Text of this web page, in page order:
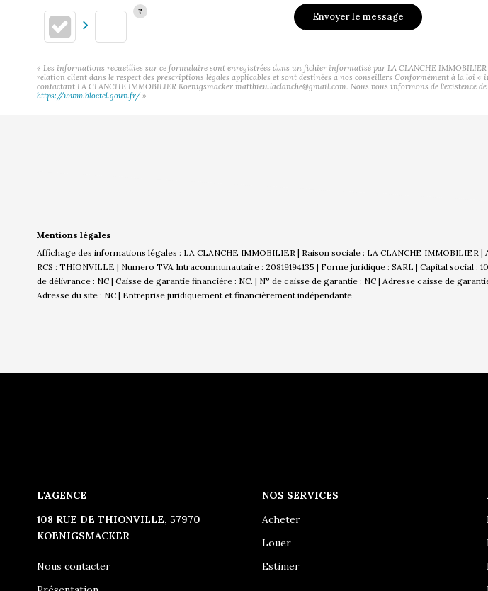
Envoyer le message
« Les informations recueillies sur ce formulaire sont enregistrées dans un fichier informatisé par LA CLANCHE
relation client dans le respect des prescriptions légales applicables et sont destinées à nos conseillers Conformément à la
contactant LA CLANCHE IMMOBILIER Koenigsmacker matthieu.laclanche@gmail.com. Nous vous informons de l'existence
https://www.bloctel.gouv.fr/»
Mentions légales
Affichage des informations légales : LA CLANCHE IMMOBILIER | Raison sociale : LA CLANCHE IMMOBILIER |
RCS : THIONVILLE | Numero TVA Intracommunautaire : 20819194135 | Forme juridique : SARL | Capital social :
de délivrance : NC | Caisse de garantie financière : NC. | N° de caisse de garantie : NC | Adresse caisse de
Adresse du site : NC | Entreprise juridiquement et financièrement indépendante
L'AGENCE
108 RUE DE THIONVILLE, 57970
KOENIGSMACKER
Nous contacter
NOS SERVICES
Acheter
Louer
Estimer